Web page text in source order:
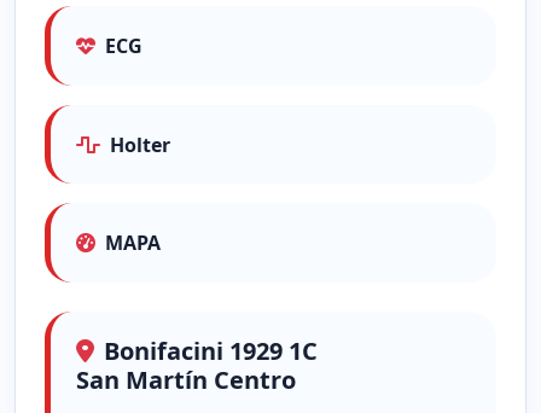
ECG
Holter
MAPA
Bonifacini 1929 1C
San Martín Centro